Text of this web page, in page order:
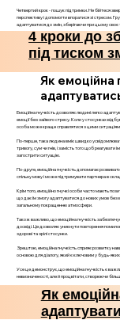
Четвертий крок - пошук підтримки. Не бійтеся
перспективу і допомогти впоратися зі стресом.
адаптуватися до змін, зберігаючи при цьому своє
4 кроки до
під тиском
Як емоційна
Емоційна гнучкість дозволяє людині легко
емоції без зайвого стресу. Коли у стосунках
особа може краще справлятися з цими
По-перше, така людина вміє швидко
тривогу, сум чи гнів, і замість того щоб
загострити ситуацію.
По-друге, емоційна гнучкість допомагає
спільну мову і може підтримувати партнера в
Крім того, емоційно гнучкі особи часто мають
що дає їм змогу адаптуватися до нових умов без
загальному покращенню атмосфери.
Також важливо, що емоційна гнучкість
досвіді. Це дозволяє уникнути повторення
здорові та зрілі стосунки.
Зрештою, емоційна гнучкість сприяє розвитку
основою для діалогу, який є ключовим у будь-
Усе це демонструє, що емоційна гнучкість є
невизначеності, але й процвітати, створюючи більш
Як